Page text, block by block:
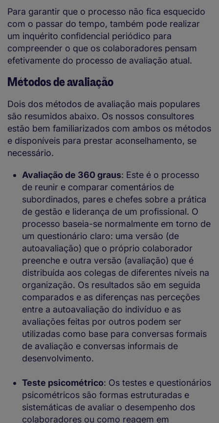
Para garantir que o processo não fica esquecido
com o passar do tempo, também pode realizar
um inquérito confidencial periódico para
compreender o que os colaboradores pensam
efetivamente do processo de avaliação atual.
Métodos de avaliação
Dois dos métodos de avaliação mais populares
são resumidos abaixo. Os nossos consultores
estão bem familiarizados com ambos os métodos
e disponíveis para prestar aconselhamento, se
necessário.
Avaliação de 360 graus: Este é o processo
de reunir e comparar comentários de
subordinados, pares e chefes sobre a prática
de gestão e liderança de um profissional. O
processo baseia-se normalmente em torno de
um questionário claro: uma versão (de
autoavaliação) que o próprio colaborador
preenche e outra versão (avaliação) que é
distribuída aos colegas de diferentes níveis na
organização. Os resultados são em seguida
comparados e as diferenças nas perceções
entre a autoavaliação do indivíduo e as
avaliações feitas por outros podem ser
utilizadas como base para conversas formais
de avaliação e conversas informais de
desenvolvimento.
Teste psicométrico: Os testes e questionários
psicométricos são formas estruturadas e
sistemáticas de avaliar o desempenho dos
colaboradores ou como reagem em